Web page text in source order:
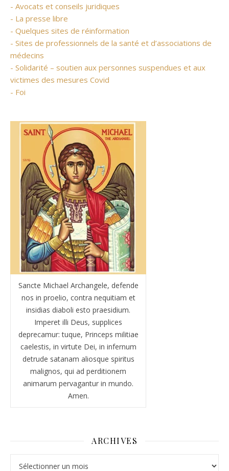
- Avocats et conseils juridiques
- La presse libre
- Quelques sites de réinformation
- Sites de professionnels de la santé et d’associations de
médecins
- Solidarité – soutien aux personnes suspendues et aux
victimes des mesures Covid
- Foi
Sancte Michael Archangele, defende
nos in proelio, contra nequitiam et
insidias diaboli esto praesidium.
Imperet illi Deus, supplices
deprecamur: tuque, Princeps militiae
caelestis, in virtute Dei, in infernum
detrude satanam aliosque spiritus
malignos, qui ad perditionem
animarum pervagantur in mundo.
Amen.
ARCHIVES